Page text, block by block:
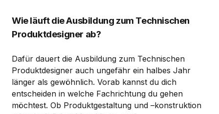
Wie läuft die Ausbildung zum Technischen
Produktdesigner ab?
Dafür dauert die Ausbildung zum Technischen
Produktdesigner auch ungefähr ein halbes Jahr
länger als gewöhnlich. Vorab kannst du dich
entscheiden in welche Fachrichtung du gehen
möchtest. Ob Produktgestaltung und –konstruktion